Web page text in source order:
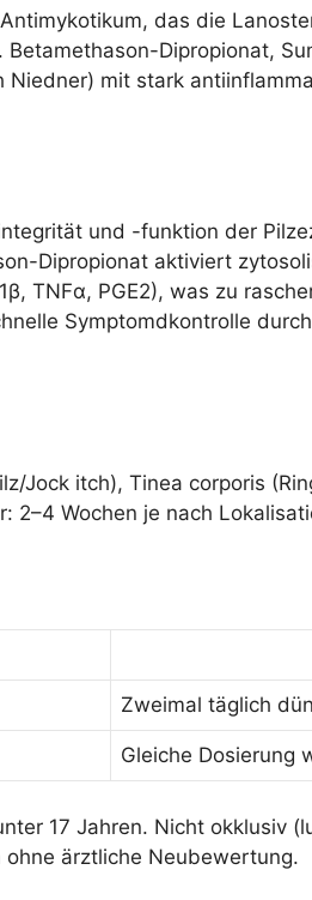
das die
Dipropionat,
mit stark
und -funktion der
Dipropionat aktiviert
TNFα, PGE2), was zu
Symptomdkontrolle
Jock itch), Tinea corporis
2–4 Wochen je nach
Zweimal täglich
Gleiche Dosierung
17 Jahren. Nicht okklusiv
ärztliche Neubewertung.